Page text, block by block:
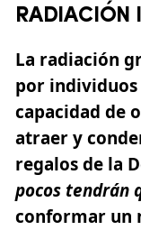
RADIACIÓN
La radiación
por
capacidad de
atraer y
regalos de la
pocos tendrán
conformar un